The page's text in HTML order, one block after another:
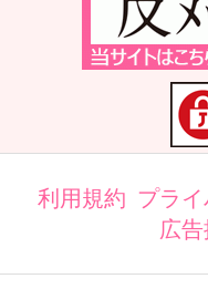
利用規約 プラ
広